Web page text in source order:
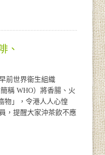
、
前世界衞生組織
簡稱 WHO）將香腸、火
物」，令港人人心惶
，提醒大家沖茶飲不應